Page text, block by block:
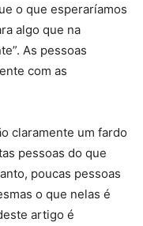
o que esperaríamos
algo que na
As pessoas
com as
claramente um fardo
pessoas do que
poucas pessoas
o que nelas é
artigo é